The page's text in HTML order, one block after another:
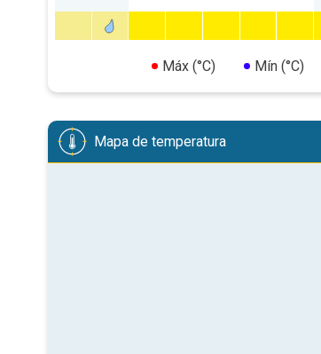
Máx (°C) Mín (°C)
Mapa de temperatura